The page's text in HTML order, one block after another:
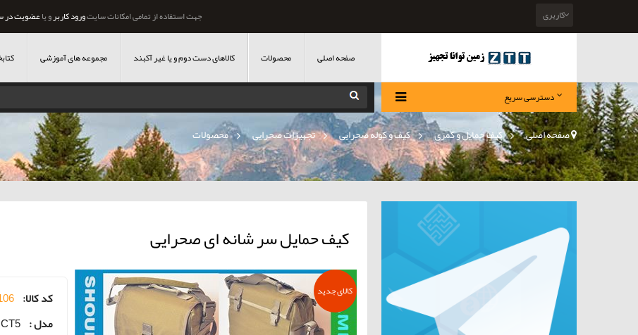
جهت استفاده از تمامی امکانات سایتورود کاربرو یاعضویت در کاربری
صفحه اصلی محصولات کالاهای دست دوم و یا غیر آکبند مجموعه های آموزشی
دسترسی سریع
صفحه اصلی > کیف حمایل و کمری » کیف و کوله صحرایی » تجهیزات صحرایی » محصولات
کیف حمایل سر شانه ای صحرایی
کالای جدید کد کالا:
مدل :